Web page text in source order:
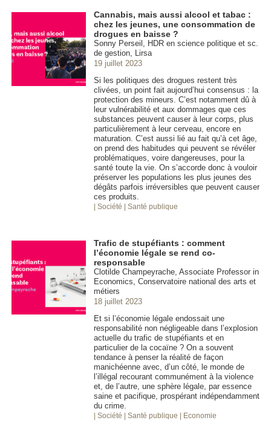
Cannabis, mais aussi alcool et tabac :
chez les jeunes, une consommation de
drogues en baisse ?
Sonny Perseil, HDR en science politique et sc.
de gestion, Lirsa
19 juillet 2023
Si les politiques des drogues restent très
clivées, un point fait aujourd’hui consensus : la
protection des mineurs. C’est notamment dû à
leur vulnérabilité et aux dommages que ces
substances peuvent causer à leur corps, plus
particulièrement à leur cerveau, encore en
maturation. C’est aussi lié au fait qu’à cet âge,
on prend des habitudes qui peuvent se révéler
problématiques, voire dangereuses, pour la
santé toute la vie. On s’accorde donc à vouloir
préserver les populations les plus jeunes des
dégâts parfois irréversibles que peuvent causer
ces produits.
| Société | Santé publique
Trafic de stupéfiants : comment
l’économie légale se rend co-
responsable
Clotilde Champeyrache, Associate Professor in
Economics, Conservatoire national des arts et
métiers
18 juillet 2023
Et si l’économie légale endossait une
responsabilité non négligeable dans l’explosion
actuelle du trafic de stupéfiants et en
particulier de la cocaïne ? On a souvent
tendance à penser la réalité de façon
manichéenne avec, d’un côté, le monde de
l’illégal recourant communément à la violence
et, de l’autre, une sphère légale, par essence
saine et pacifique, prospérant indépendamment
du crime.
| Société | Santé publique | Economie